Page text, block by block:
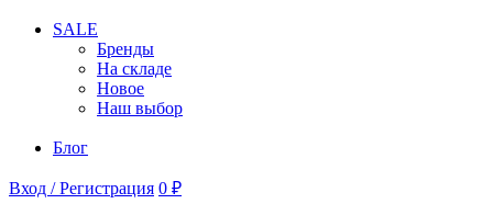
SALE
Бренды
На складе
Новое
Наш выбор
Блог
Вход / Регистрация 0 ₽